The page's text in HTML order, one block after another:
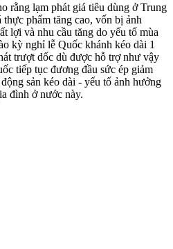
rằng lạm phát giá tiêu dùng ở Trung
phẩm tăng cao, vốn bị ảnh
lợi và nhu cầu tăng do yếu tố mùa
kỳ nghỉ lễ Quốc khánh kéo dài 1
trượt dốc dù được hỗ trợ như vậy
tiếp tục đương đầu sức ép giảm
sản kéo dài - yếu tố ảnh hưởng
đình ở nước này.